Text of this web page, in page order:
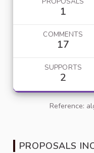
1
COMMENTS
17
SUPPORTS
2
Reference:
PROPOSALS